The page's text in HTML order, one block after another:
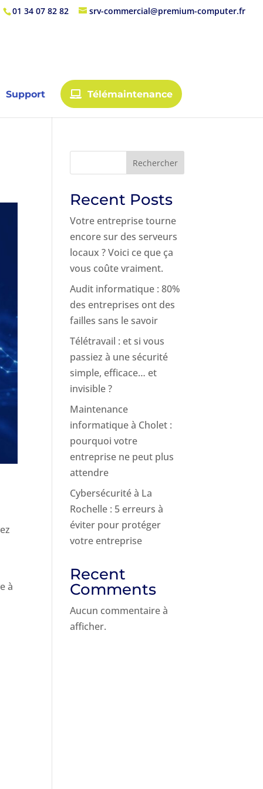
01 34 07 82 82 srv-commercial@premium-computer.fr
Support Télémaintenance
à
Rechercher
Recent Posts
Votre entreprise tourne
encore sur des serveurs
locaux ? Voici ce que ça
vous coûte vraiment.
Audit informatique : 80%
des entreprises ont des
failles sans le savoir
Télétravail : et si vous
passiez à une sécurité
simple, efficace… et
invisible ?
Maintenance
informatique à Cholet :
pourquoi votre
entreprise ne peut plus
attendre
Cybersécurité à La
Rochelle : 5 erreurs à
éviter pour protéger
votre entreprise
Recent
Comments
Aucun commentaire à
afficher.